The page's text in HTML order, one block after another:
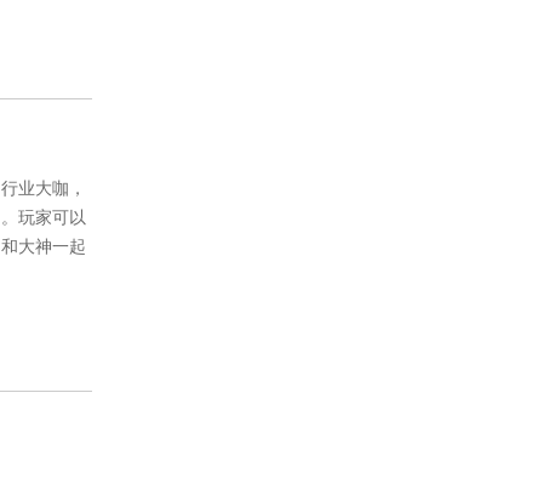
业大咖，
玩家可以
大神一起